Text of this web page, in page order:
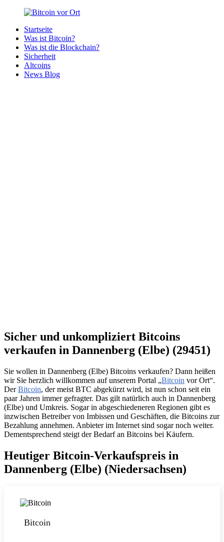
Zurück
Inhalt
Bitcoin
Bitcoins
deiner
Region
Startseite
Was ist Bitcoin?
Was ist die Blockchain?
Sicherheit
Altcoins
News Blog
Sicher und unkompliziert Bitcoins
verkaufen in Dannenberg (Elbe) (29451)
Sie wollen in Dannenberg (Elbe) Bitcoins verkaufen? Dann heißen
wir Sie herzlich willkommen auf unserem Portal „Bitcoin vor Ort“.
DerBitcoin, der meist BTC abgekürzt wird, ist nun schon seit ein
paar Jahren immer gefragter. Das gilt natürlich auch in Dannenberg
(Elbe) und Umkreis. Sogar in abgeschiedeneren Regionen gibt es
inzwischen Betreiber von Imbissen und Geschäften, die Bitcoins zur
Bezahlung annehmen. Anbieter im Internet sind sogar noch weiter.
Dementsprechend steigt der Bedarf an Bitcoins bei Käufern.
Heutiger Bitcoin-Verkaufspreis in
Dannenberg (Elbe) (Niedersachsen)
Bitcoin